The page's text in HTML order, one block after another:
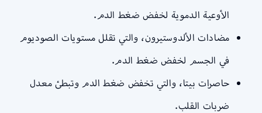
الأوعية الدموية لخفض ضغط الدم.
مضادات الألدوستيرون، والتي تقلل مستويات الصوديوم
في الجسم لخفض ضغط الدم.
حاصرات بيتا، والتي تخفض ضغط الدم وتبطئ معدل
ضربات القلب.